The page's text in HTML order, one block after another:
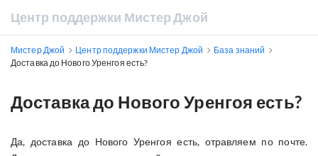
Центр поддержки Мистер Джой
Мистер Джой Центр поддержки Мистер Джой
База знаний
Доставка до Нового Уренгоя есть?
Доставка до Нового Уренгоя есть?
Да, доставка до Нового Уренгоя есть, отравляем по почте.